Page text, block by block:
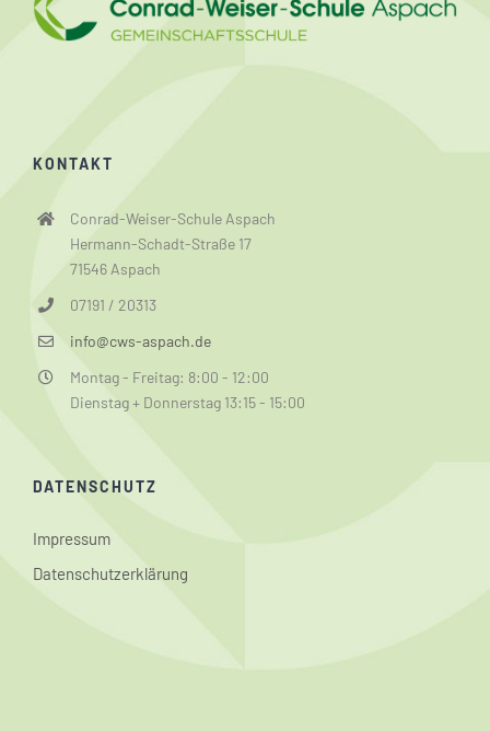
KONTAKT
Conrad-Weiser-Schule Aspach
Hermann-Schadt-Straße 17
71546 Aspach
07191 / 20313
info@cws-aspach.de
Montag - Freitag: 8:00 - 12:00
Dienstag + Donnerstag 13:15 - 15:00
DATENSCHUTZ
Impressum
Datenschutzerklärung